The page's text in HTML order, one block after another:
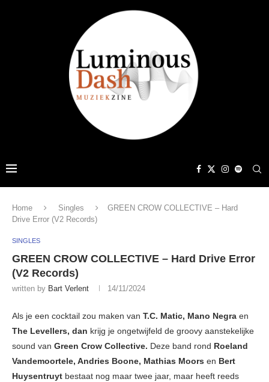
Home Singles
GREEN CROW COLLECTIVE – Hard
Drive Error (V2 Records)
SINGLES
GREEN CROW COLLECTIVE – Hard Drive Error
(V2 Records)
written by Bart Verlent 14/11/2024
Als je een cocktail zou maken van T.C. Matic, Mano Negra en
The Levellers, dan krijg je ongetwijfeld de groovy aanstekelijke
sound van Green Crow Collective. Deze band rond Roeland
Vandemoortele, Andries Boone, Mathias Moors en Bert
Huysentruyt bestaat nog maar twee jaar, maar heeft reeds